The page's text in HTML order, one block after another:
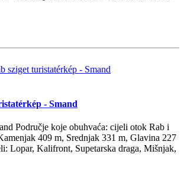
- Smand
Područje koje obuhvaća: cijeli otok Rab i
409 m, Srednjak 331 m, Glavina 227
Lopar, Kalifront, Supetarska draga, Mišnjak,